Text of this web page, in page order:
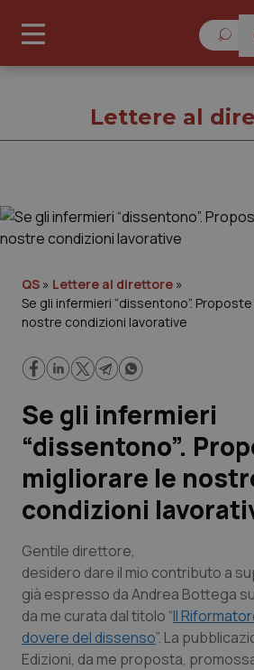
Governo e Parlamento
Regioni e Asl
Lavoro e Professioni
Scienza e Farmaci
Studi e Analisi
Lettere al direttore
Edizioni Regionali
QS Pro
Lettere al
QS » Lettere al direttore »
Se gli infermieri “dissentono”.
nostre condizioni lavorative
Se gli infermieri
“dissentono”.
migliorare le
condizioni
Gentile direttore,
desidero dare il mio contributo a
già espresso da Andrea Bottega
da me curata dal titolo “Il
dovere del dissenso”. La
Edizioni, da me proposta,